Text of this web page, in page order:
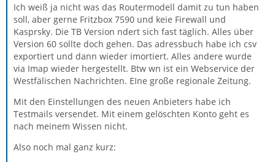
Ich weiß ja nicht was das Routermodell damit zu tun haben
soll, aber gerne Fritzbox 7590 und keie Firewall und
Kasprsky. Die TB Version ndert sich fast täglich. Alles über
Version 60 sollte doch gehen. Das adressbuch habe ich csv
exportiert und dann wieder imortiert. Alles andere wurde
via Imap wieder hergestellt. Btw wn ist ein Webservice der
Westfälischen Nachrichten. EIne große regionale Zeitung.
Mit den Einstellungen des neuen Anbieters habe ich
Testmails versendet. Mit einem gelöschten Konto geht es
nach meinem Wissen nicht.
Also noch mal ganz kurz: